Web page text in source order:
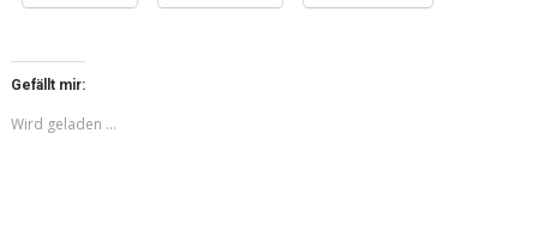
Gefällt mir:
Wird geladen …